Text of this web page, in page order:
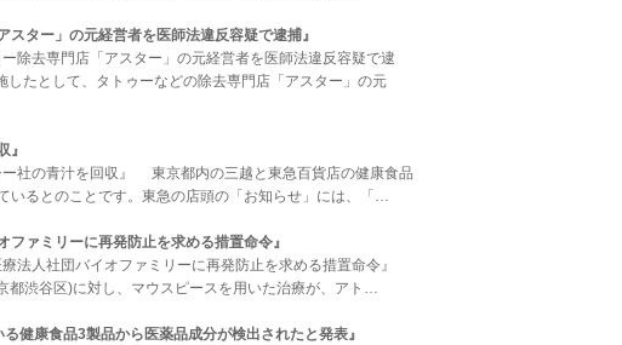
ター」の元経営者を医師法違反容疑で逮捕』
除去専門店「アスター」の元経営者を医師法違反容疑で逮
たとして、タトゥーなどの除去専門店「アスター」の元
』
ー社の青汁を回収』 東京都内の三越と東急百貨店の健康食品
いるとのことです。東急の店頭の「お知らせ」には、「…
ファミリーに再発防止を求める措置命令』
法人社団バイオファミリーに再発防止を求める措置命令』
都渋谷区)に対し、マウスピースを用いた治療が、アト…
健康食品3製品から医薬品成分が検出されたと発表』